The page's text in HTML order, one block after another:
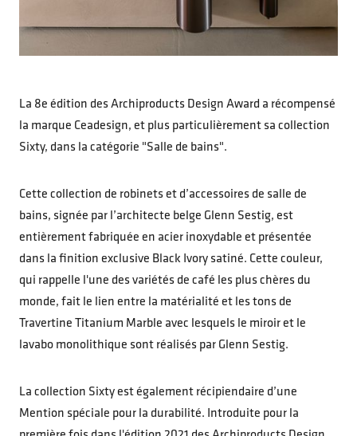
La 8e édition des Archiproducts Design Award a récompensé
la marque Ceadesign, et plus particulièrement sa collection
Sixty, dans la catégorie "Salle de bains".
Cette collection de robinets et d’accessoires de salle de
bains, signée par l’architecte belge Glenn Sestig, est
entièrement fabriquée en acier inoxydable et présentée
dans la finition exclusive Black Ivory satiné. Cette couleur,
qui rappelle l'une des variétés de café les plus chères du
monde, fait le lien entre la matérialité et les tons de
Travertine Titanium Marble avec lesquels le miroir et le
lavabo monolithique sont réalisés par Glenn Sestig.
La collection Sixty est également récipiendaire d’une
Mention spéciale pour la durabilité. Introduite pour la